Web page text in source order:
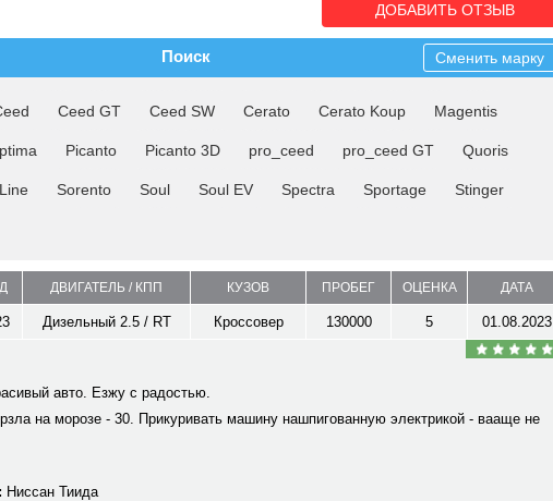
ДОБАВИТЬ ОТЗЫВ
Поиск Сменить марку
Ceed GT Ceed SW Cerato Cerato Koup Magentis
Picanto Picanto 3D pro_ceed pro_ceed GT Quoris
Sorento Soul Soul EV Spectra Sportage Stinger
ДВИГАТЕЛЬ / КПП КУЗОВ ПРОБЕГ ОЦЕНКА ДАТА
Дизельный 2.5 / RT Кроссовер 130000 5 01.08.2023
авто. Езжу с радостью.
на морозе - 30. Прикуривать машину нашпигованную электрикой - вааще не
Ниссан Тиида